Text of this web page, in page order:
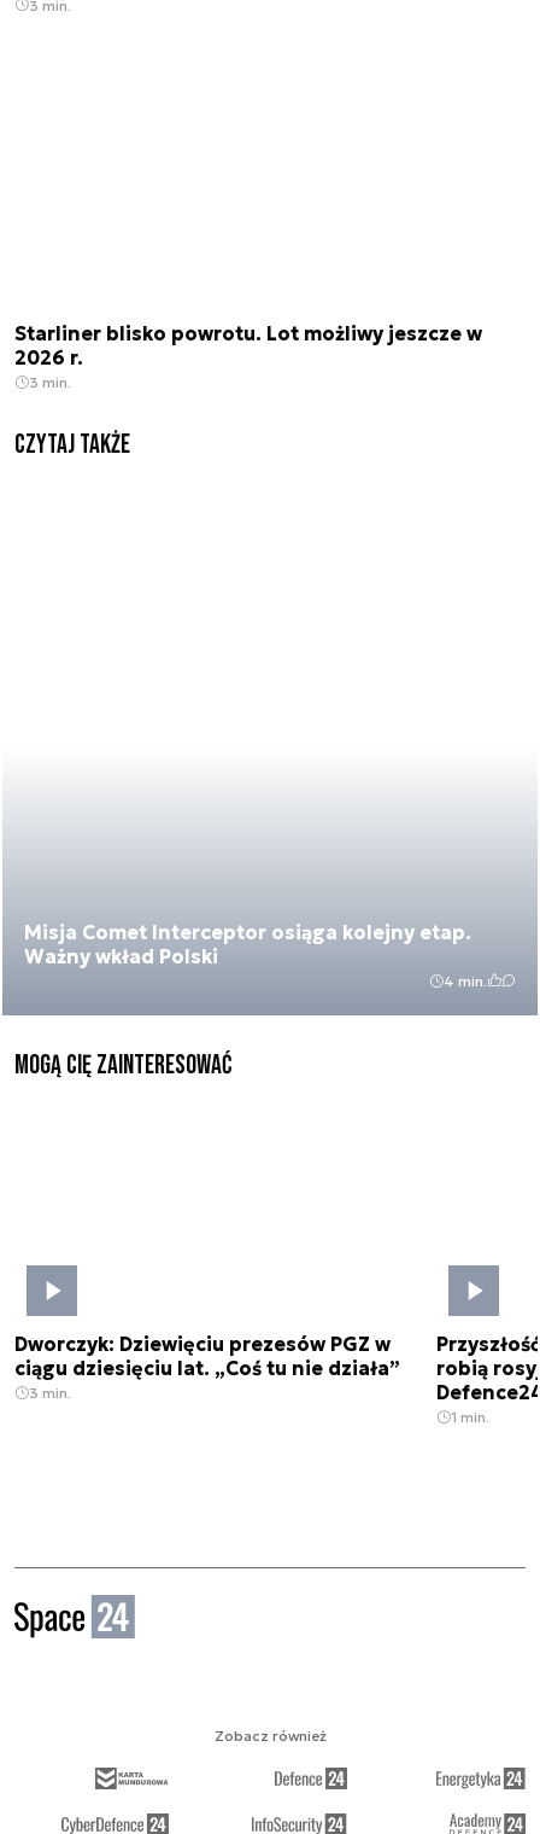
3 min.
Starliner blisko powrotu. Lot możliwy jeszcze w
2026 r.
3 min.
Czytaj także
Misja Comet Interceptor osiąga kolejny etap.
Ważny wkład Polski
4 min.
Mogą Cię zainteresować
Dworczyk: Dziewięciu prezesów PGZ w
ciągu dziesięciu lat. „Coś tu nie działa”
3 min.
robią
1 min.
Zobacz również